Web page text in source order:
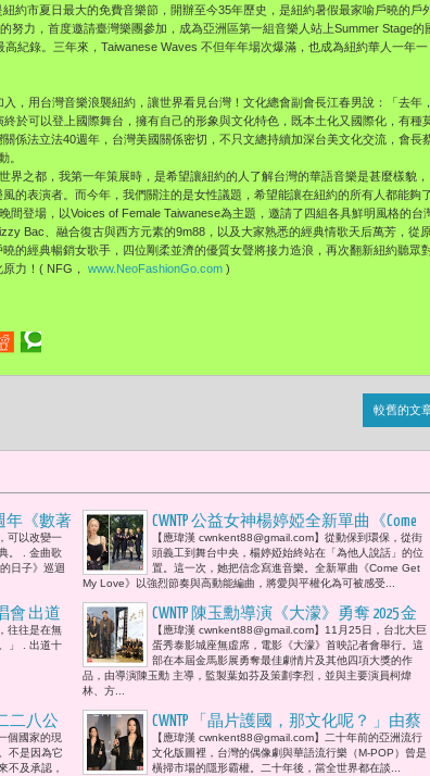
約市夏日最大的免費音樂節，開辦至今35年歷史，是紐約暑假最家喻戶曉的戶
努力，首度邀請臺灣樂團參加，成為亞洲區第一組音樂人站上Summer Stage的
紀錄。三年來，Taiwanese Waves 不但年年場次爆滿，也成為紐約華人一年一
，用台灣音樂浪襲紐約，讓世界看見台灣！文化總會副會長江春男說：「去年，
於可以登上國際舞台，擁有自己的形象與文化特色，既本土化又國際化，有種
係法立法40週年，台灣美國關係密切，不只文總持續加深台美文化交流，會長
。
界之都，我第一年策展時，是希望讓紐約的人了解台灣的華語音樂是甚麼樣貌，
的表演者。而今年，我們關注的是女性議題，希望能讓在紐約的所有人都能夠
間登場，以Voices of Female Taiwanese為主題，邀請了四組各具鮮明風格的台
Bac、融合復古與西方元素的9m88，以及大家熟悉的經典情歌天后萬芳，從
的經典暢銷女歌手，四位剛柔並濟的優質女聲將接力造浪，再次翻新紐約聽眾
力！( NFG， www.NeoFashionGo.com )
較舊的文
年《數著
小巨蛋
那段歲
可以改變一
。 . 金曲歌
日子》巡迴
CWNTP 公益女神楊婷婭全新單曲《Come
Get My Love》「心動宇宙 UNV」團站台打
氣「不論你愛誰，只要不傷害他人，都
應該被這個世界溫柔以待。」
【應瑋漢 cwnkent88@gmail.com】從動保到環保，從街
頭義工到舞台中央，楊婷婭始終站在「為他人說話」的位
置。這一次，她把信念寫進音樂。全新單曲《Come Get
My Love》以強烈節奏與高動能編曲，將愛與平權化為可被感受...
會 出道
》奪
量決定
往往是在無
」 . 出道十
CWNTP 陳玉勳導演《大濛》勇奪 2025 金
馬影展最佳劇情首映會 柯煒林、方郁
婷、9m88、曾敬驊、劉冠廷等同台亮相
票房破5億 李烈、葉如芬與9m88將穿上
憶與時代的回聲感人
【應瑋漢 cwnkent88@gmail.com】11月25日，台北大巨
蛋秀泰影城座無虛席，電影《大濛》首映記者會舉行。這
部在本屆金馬影展勇奪最佳劇情片及其他四項大獎的作
品，由導演陳玉勳 主導，監製葉如芬及策劃李烈，並與主要演員柯煒
林、方...
二二八公
」當城
認 于美
個國家的現
不是因為它
不及承認，
CWNTP 「晶片護國，那文化呢？ 」由蔡
依林17年後，再度榮獲2026金曲獎最佳
華語女歌手獎，反思台灣流行歌曲發展
【應瑋漢 cwnkent88@gmail.com】二十年前的亞洲流行
文化版圖裡，台灣的偶像劇與華語流行樂（M-POP）曾是
橫掃市場的隱形霸權。二十年後，當全世界都在談...